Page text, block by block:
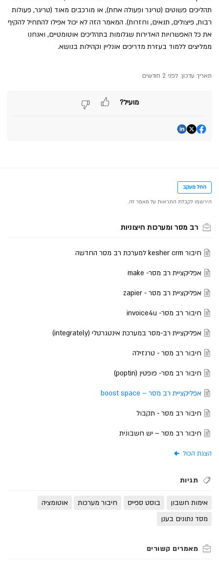
תהליכים פשוטים (טריגר ופעולה אחת), או מורכבים מאוד (טריגר, פעולות
רבות, פיצולים, תנאים, וחזרות). המאמר הזה לא יכול אפילו להתחיל להקיף
את כל האפשרויות האדירות שגלומות בתהליכים אוטומטיים, ואנחנו
ממליצים ללמוד בעזרת מדריכים אונליין וקהילות בנושא.
תאריך עדכון: לפני 2 חודשים
מועיל?
החל מעקב
רב מסר ומערכות חיצוניות
חיבור kesher crm למערכת רב מסר החדשה
אפליקציית רב מסר- make
אפליקציית רב מסר - zapier
חיבור רב מסר- invoice4u
אפליקציית רב-מסר במערכת אינטגרטלי (integrately)
חיבור רב מסר - טרנזילה
חיבור רב מסר- פופטין (poptin)
אפליקציית רב מסר – boost space
חיבור רב מסר - תקבול
חיבור רב מסר – יש חשבונית
הצגת הכול
תגיות
אימות חשבון בוסט ספייס חיבור מערכות
אוטומציה
מסד נתונים בענן